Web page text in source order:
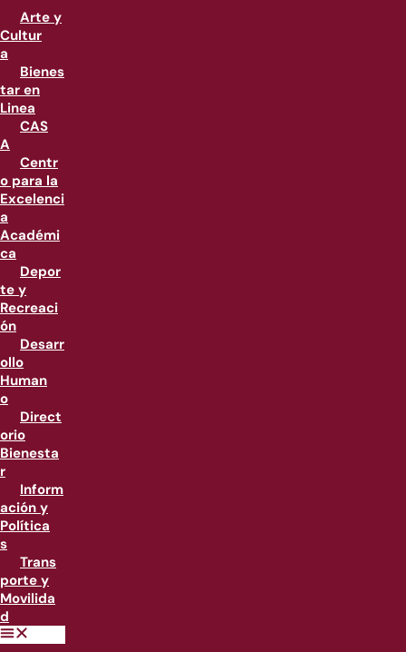
Arte y
Cultur
a
Bienes
tar en
Linea
CAS
A
Centr
o para la
Excelenci
a
Académi
ca
Depor
te y
Recreaci
ón
Desarr
ollo
Human
o
Direct
orio
Bienesta
r
Inform
ación y
Política
s
Trans
porte y
Movilida
d